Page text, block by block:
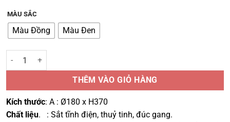
MÀU SẮC
Màu Đồng Màu Đen
Đèn trụ cổng tân cổ điển sang trọng NVT 334 số lượng
THÊM VÀO GIỎ HÀNG
Kích thước: A : Ø180 x H370
Chất liệu.
: Sắt tĩnh điện, thuỷ tinh, đúc gang.